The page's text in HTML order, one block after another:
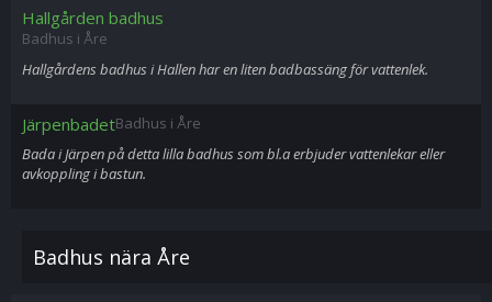
Hallgården badhus
Badhus i Åre
Hallgårdens badhus i Hallen har en liten badbassäng för vattenlek.
JärpenbadetBadhus i Åre
Bada i Järpen på detta lilla badhus som bl.a erbjuder vattenlekar eller
avkoppling i bastun.
Badhus nära Åre